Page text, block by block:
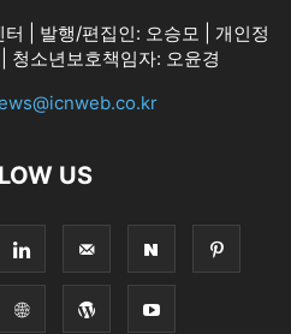
| 발행/편집인: 오승모 | 개인정
청소년보호책임자: 오윤경
US